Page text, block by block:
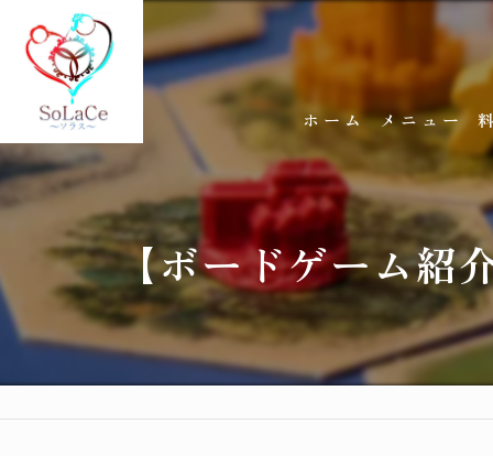
ホーム メニュー
【ボードゲーム紹